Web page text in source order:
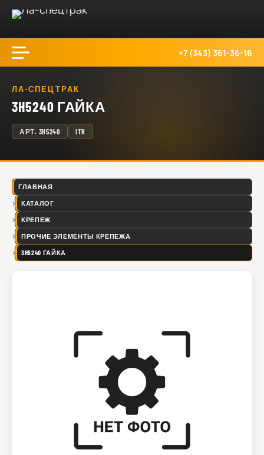
+7 (343) 361-36-16
ЛА-СПЕЦТРАК
3H5240 ГАЙКА
АРТ. 3H5240 ITR
ГЛАВНАЯ
КАТАЛОГ
КРЕПЕЖ
ПРОЧИЕ ЭЛЕМЕНТЫ КРЕПЕЖА
3H5240 ГАЙКА